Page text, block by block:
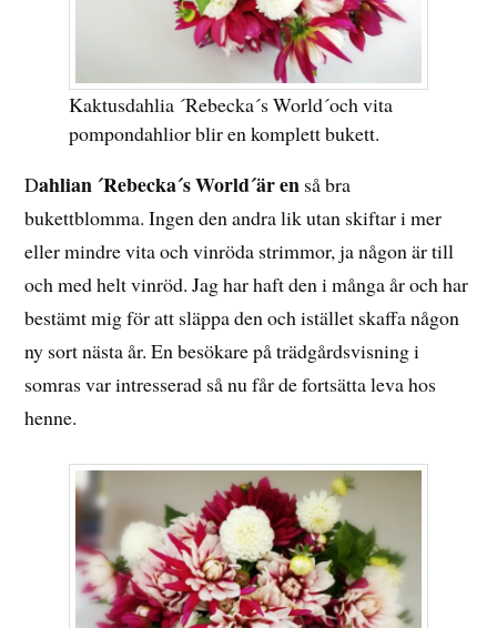
Kaktusdahlia ´Rebecka´s World´och vita
pompondahlior blir en komplett bukett.
Dahlian ´Rebecka´s World´är en så bra
bukettblomma. Ingen den andra lik utan skiftar i mer
eller mindre vita och vinröda strimmor, ja någon är till
och med helt vinröd. Jag har haft den i många år och har
bestämt mig för att släppa den och istället skaffa någon
ny sort nästa år. En besökare på trädgårdsvisning i
somras var intresserad så nu får de fortsätta leva hos
henne.